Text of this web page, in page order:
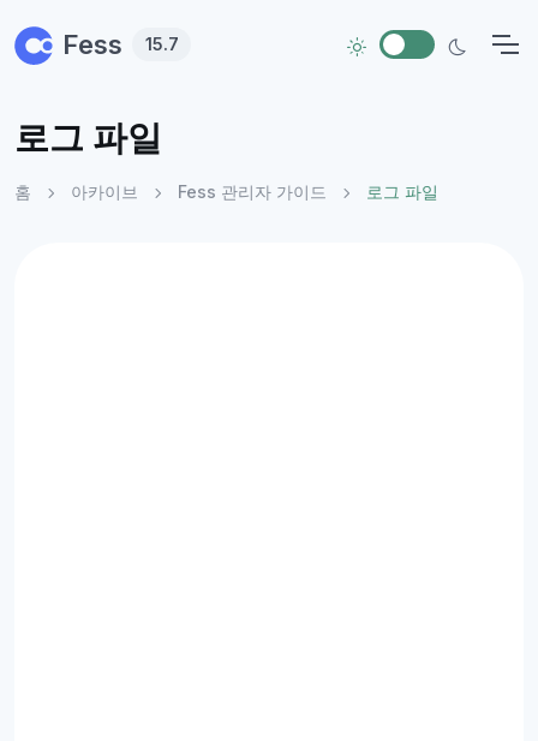
Fess 15.7
로그 파일
홈 아카이브 Fess 관리자 가이드 로그 파일